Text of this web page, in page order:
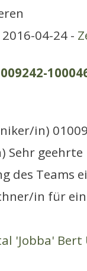
2016-04-24 -
in)
Sehr
des Teams
in für
'Jobba' Bert